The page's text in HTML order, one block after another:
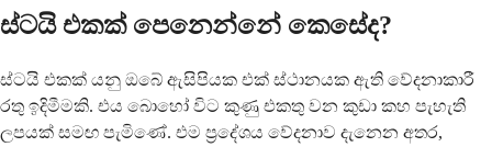
ස්ටයි එකක් පෙනෙන්නේ කෙසේද?
ස්ටයි එකක් යනු ඔබේ ඇසිපියක එක් ස්ථානයක ඇති වේදනාකාරී
රතු ඉදිමීමකි. එය බොහෝ විට කුණු එකතු වන කුඩා කහ පැහැති
ලපයක් සමඟ පැමිණේ. එම ප්‍රදේශය වේදනාව දැනෙන අතර,